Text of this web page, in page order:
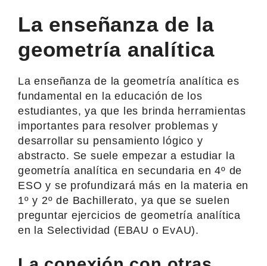
La enseñanza de la
geometría analítica
La enseñanza de la geometría analítica es
fundamental en la educación de los
estudiantes, ya que les brinda herramientas
importantes para resolver problemas y
desarrollar su pensamiento lógico y
abstracto. Se suele empezar a estudiar la
geometría analítica en secundaria en 4º de
ESO y se profundizará más en la materia en
1º y 2º de Bachillerato, ya que se suelen
preguntar ejercicios de geometría analítica
en la Selectividad (EBAU o EvAU).